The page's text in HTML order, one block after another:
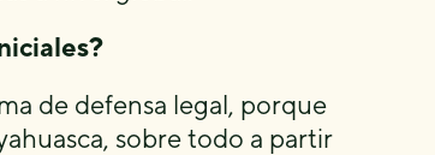
de defensa legal, porque
sobre todo a partir